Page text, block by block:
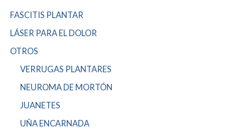
FASCITIS PLANTAR
LÁSER PARA EL DOLOR
OTROS
VERRUGAS PLANTARES
NEUROMA DE MORTÓN
JUANETES
UÑA ENCARNADA